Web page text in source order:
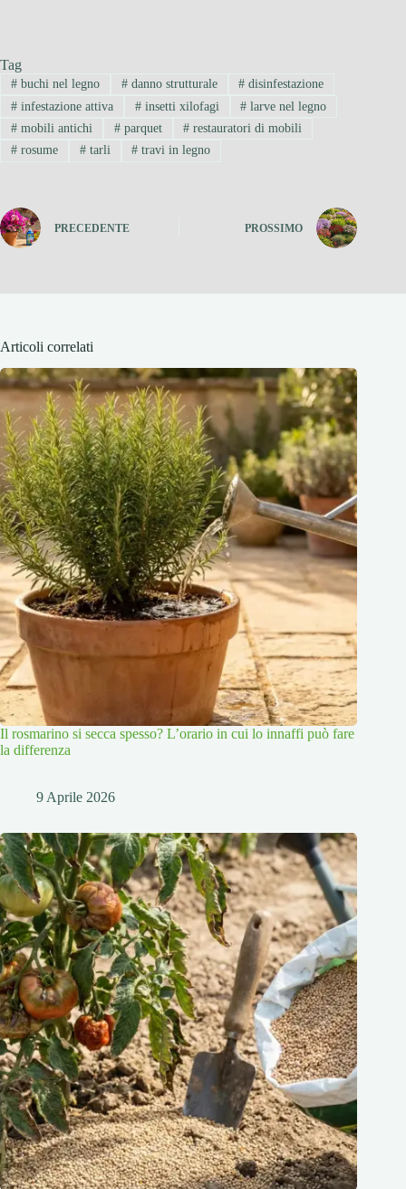
Tag
#buchi nel legno #danno strutturale # disinfestazione
#infestazione attiva #insetti xilofagi # larve nel legno
#mobili antichi #parquet # restauratori di mobili
#rosume #tarli # travi in legno
PRECEDENTE PROSSIMO
Articoli correlati
Il rosmarino si secca spesso? L’orario in cui lo innaffi può fare
la differenza
9 Aprile 2026